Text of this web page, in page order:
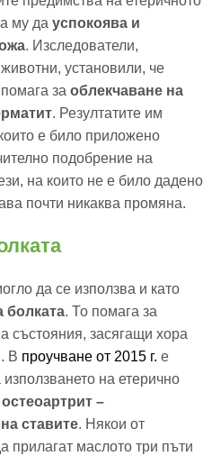
му да успокоява и
. Изследователи,
установили, че
за облекчаване на
. Резултатите им
е било приложено
подобрение на
на които не е било дадено
почти никаква промяна.
да се използва и като
болката. То помага за
състояния, засягащи хора
В проучване от 2015 г. е
на етерично
остеоартрит –
ставите. Някои от
прилагат маслото три пъти